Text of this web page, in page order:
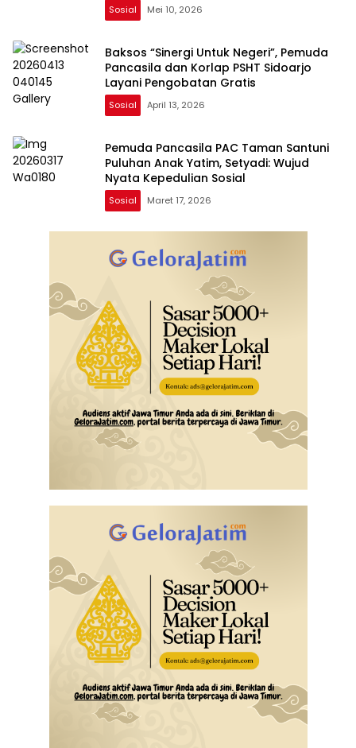
Sosial Mei 10, 2026
Baksos “Sinergi Untuk Negeri”, Pemuda
Pancasila dan Korlap PSHT Sidoarjo
Layani Pengobatan Gratis
Sosial April 13, 2026
Pemuda Pancasila PAC Taman Santuni
Puluhan Anak Yatim, Setyadi: Wujud
Nyata Kepedulian Sosial
Sosial Maret 17, 2026